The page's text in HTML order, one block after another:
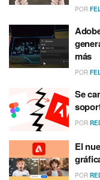
POR
más
POR
Se
POR
El
POR